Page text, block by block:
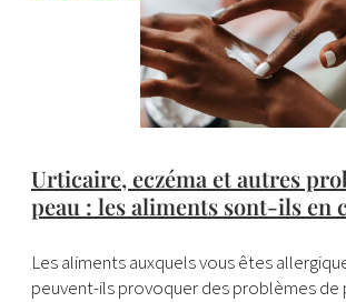
Urticaire, eczéma et autres
peau : les aliments sont-ils en
Les aliments auxquels vous êtes
peuvent-ils provoquer des problèmes de